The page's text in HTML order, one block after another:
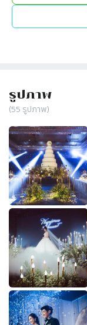
รูปภาพ
(55 รูปภาพ)